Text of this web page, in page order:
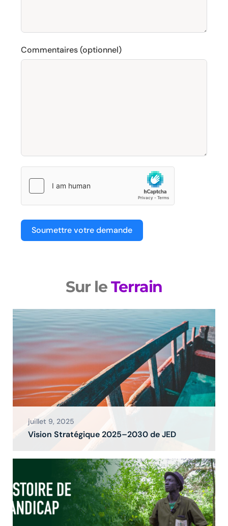
Commentaires (optionnel)
Soumettre votre demande
Sur leTerrain
juillet 9, 2025
Vision Stratégique 2025–2030 de JED